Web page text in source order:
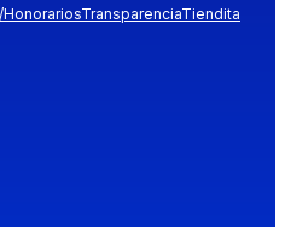
TransparenciaTiendita